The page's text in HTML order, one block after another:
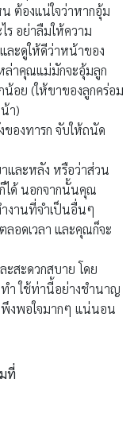
ต้องแน่ใจว่าหากอุ้ม
ร อย่าลืมให้ความ
ละดูให้ดีว่าหน้าของ
ล่าคุณแม่มักจะอุ้มลูก
อย (ให้ขาของลูกคร่อม
า)
องทารก จับให้ถนัด
และหลัง หรือว่าส่วน
ได้ นอกจากนั้นคุณ
งานที่จำเป็นอื่นๆ
ลอดเวลา และคุณก็จะ
สะดวกสบาย โดย
ำ ใช้ท่านี้อย่างชำนาญ
พึงพอใจมากๆ แน่นอน
ที่